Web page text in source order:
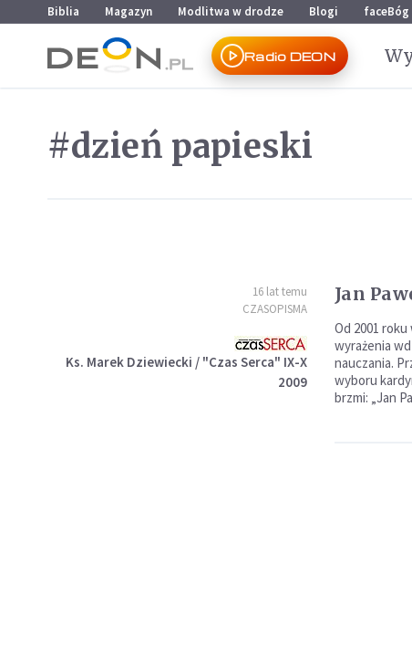
Przejdź do menu głównego
Przejdź do treści
Biblia Magazyn Modlitwa w drodze Blogi faceBóg
Radio DEON
#dzień papieski
16 lat temu
CZASOPISMA
Ks. Marek Dziewiecki / "Czas Serca" IX-X
2009
Jan
Od 2001
wyrażenia
nauczania.
wyboru
brzmi: „Jan